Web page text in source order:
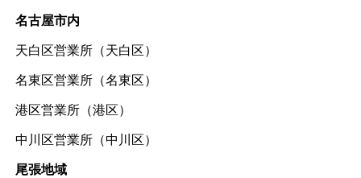
名古屋市内
天白区営業所（天白区）
名東区営業所（名東区）
港区営業所（港区）
中川区営業所（中川区）
尾張地域